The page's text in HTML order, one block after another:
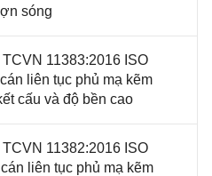
sóng
11383:2016 ISO
liên tục phủ mạ kẽm
cấu và độ bền cao
11382:2016 ISO
liên tục phủ mạ kẽm